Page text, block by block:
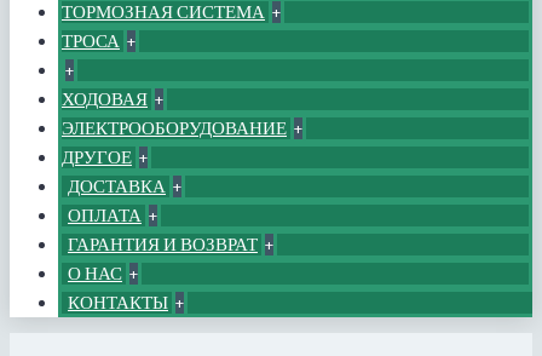
ТОРМОЗНАЯ СИСТЕМА +
ТРОСА +
+
ХОДОВАЯ +
ЭЛЕКТРООБОРУДОВАНИЕ +
ДРУГОЕ +
ДОСТАВКА +
ОПЛАТА +
ГАРАНТИЯ И ВОЗВРАТ +
О НАС +
КОНТАКТЫ +